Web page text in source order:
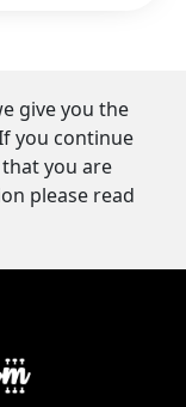
give you the
you continue
you are
please read